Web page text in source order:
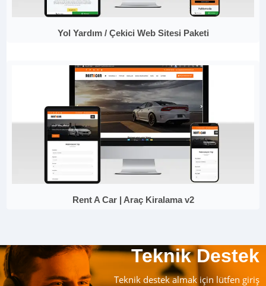
Yol Yardım / Çekici Web Sitesi Paketi
Rent A Car | Araç Kiralama v2
Teknik Destek
Teknik destek almak için lütfen giriş